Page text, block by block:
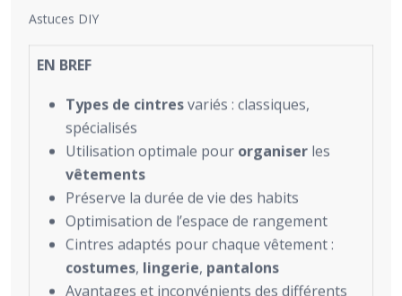
Astuces DIY
EN BREF
Types de cintresvariés : classiques,
spécialisés
Utilisation optimale pour organiser les
vêtements
Préserve la durée de vie des habits
Optimisation de l’espace de rangement
Cintres adaptés pour chaque vêtement :
costumes, lingerie, pantalons
Avantages et inconvénients des différents